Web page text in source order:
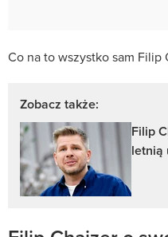
Co na to wszystko sam Filip
Zobacz także:
Filip
letnią